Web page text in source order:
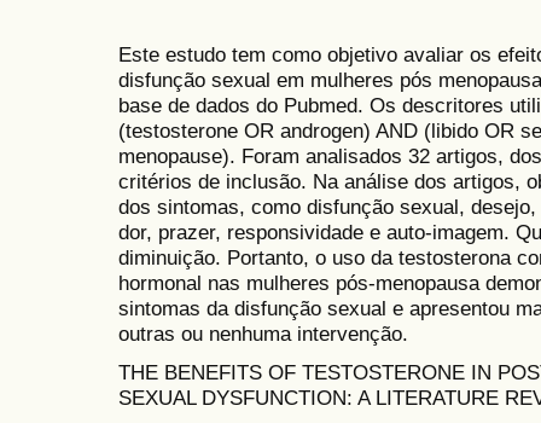
Este estudo tem como objetivo avaliar os
disfunção sexual em mulheres pós
base de dados do Pubmed. Os descritores
(testosterone OR androgen) AND (libido OR
menopause). Foram analisados 32 artigos,
critérios de inclusão. Na análise dos artigos,
dos sintomas, como disfunção sexual,
dor, prazer, responsividade e auto-imagem.
diminuição. Portanto, o uso da testosterona
hormonal nas mulheres pós-menopausa
sintomas da disfunção sexual e apresentou
outras ou nenhuma intervenção.
THE BENEFITS OF TESTOSTERONE IN
SEXUAL DYSFUNCTION: A LITERATURE